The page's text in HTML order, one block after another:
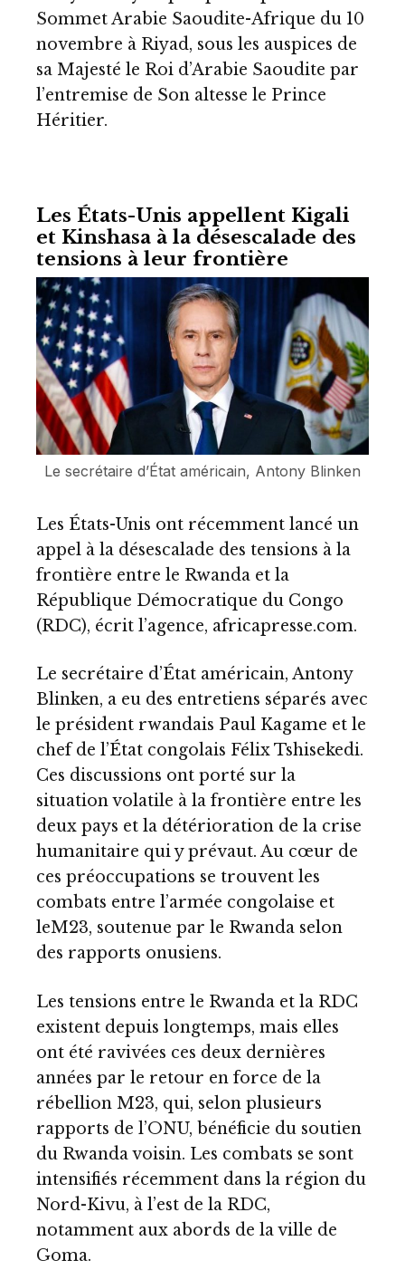
Sommet Arabie Saoudite-Afrique du 10
novembre à Riyad, sous les auspices de
sa Majesté le Roi d’Arabie Saoudite par
l’entremise de Son altesse le Prince
Héritier.
Les États-Unis appellent Kigali
et Kinshasa à la désescalade des
tensions à leur frontière
Le secrétaire d’État américain, Antony Blinken
Les États-Unis ont récemment lancé un
appel à la désescalade des tensions à la
frontière entre le Rwanda et la
République Démocratique du Congo
(RDC), écrit l’agence, africapresse.com.
Le secrétaire d’État américain, Antony
Blinken, a eu des entretiens séparés avec
le président rwandais Paul Kagame et le
chef de l’État congolais Félix Tshisekedi.
Ces discussions ont porté sur la
situation volatile à la frontière entre les
deux pays et la détérioration de la crise
humanitaire qui y prévaut. Au cœur de
ces préoccupations se trouvent les
combats entre l’armée congolaise et
leM23, soutenue par le Rwanda selon
des rapports onusiens.
Les tensions entre le Rwanda et la RDC
existent depuis longtemps, mais elles
ont été ravivées ces deux dernières
années par le retour en force de la
rébellion M23, qui, selon plusieurs
rapports de l’ONU, bénéficie du soutien
du Rwanda voisin. Les combats se sont
intensifiés récemment dans la région du
Nord-Kivu, à l’est de la RDC,
notamment aux abords de la ville de
Goma.